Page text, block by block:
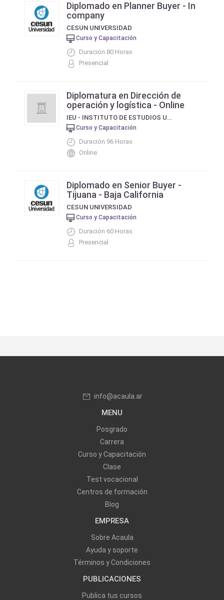
Diplomado en Planner Buyer - In
company
CESUN UNIVERSIDAD
Curso y Capacitación
Duración 80 Horas
Presencial
Diplomatura en Dirección de
operación y logística - Online
IEU - INSTITUTO DE ESTUDIOS UNIVERSITARIOS
Curso y Capacitación
Duración 96 Horas
Online
Diplomado en Senior Buyer -
Tijuana - Baja California
CESUN UNIVERSIDAD
Curso y Capacitación
Duración 60 Horas
Presencial
info@acaula.ar
MENU
Posgrado
Carrera
Curso y Capacitación
Clase
Test vocacional
Centros de formación
Blog
EMPRESA
Sobre Acaula
Ayuda y soporte
Términos y Condiciones
PUBLICACIONES
Publica tus cursos